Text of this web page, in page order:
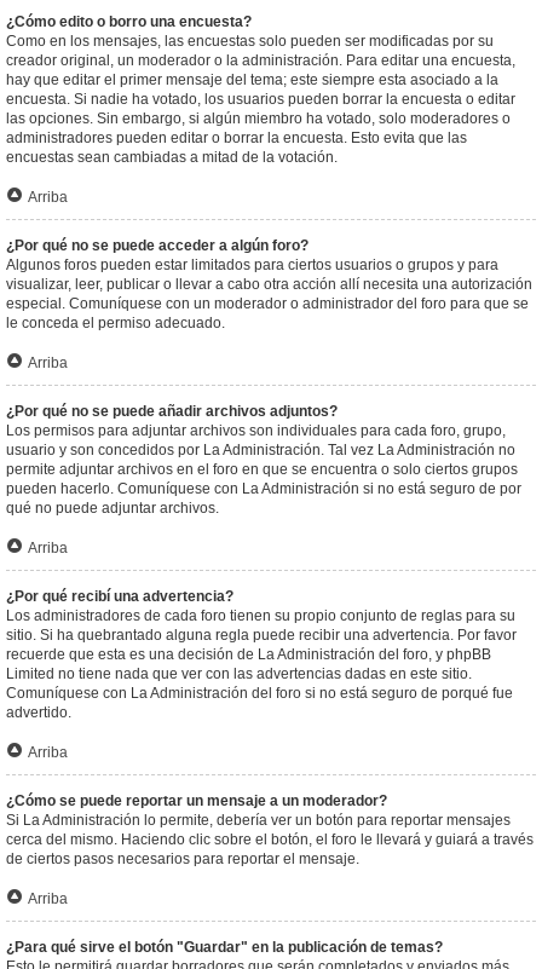
¿Cómo edito o borro una encuesta?
Como en los mensajes, las encuestas solo pueden ser modificadas por su
creador original, un moderador o la administración. Para editar una encuesta,
hay que editar el primer mensaje del tema; este siempre esta asociado a la
encuesta. Si nadie ha votado, los usuarios pueden borrar la encuesta o editar
las opciones. Sin embargo, si algún miembro ha votado, solo moderadores o
administradores pueden editar o borrar la encuesta. Esto evita que las
encuestas sean cambiadas a mitad de la votación.
Arriba
¿Por qué no se puede acceder a algún foro?
Algunos foros pueden estar limitados para ciertos usuarios o grupos y para
visualizar, leer, publicar o llevar a cabo otra acción allí necesita una autorización
especial. Comuníquese con un moderador o administrador del foro para que se
le conceda el permiso adecuado.
Arriba
¿Por qué no se puede añadir archivos adjuntos?
Los permisos para adjuntar archivos son individuales para cada foro, grupo,
usuario y son concedidos por La Administración. Tal vez La Administración no
permite adjuntar archivos en el foro en que se encuentra o solo ciertos grupos
pueden hacerlo. Comuníquese con La Administración si no está seguro de por
qué no puede adjuntar archivos.
Arriba
¿Por qué recibí una advertencia?
Los administradores de cada foro tienen su propio conjunto de reglas para su
sitio. Si ha quebrantado alguna regla puede recibir una advertencia. Por favor
recuerde que esta es una decisión de La Administración del foro, y phpBB
Limited no tiene nada que ver con las advertencias dadas en este sitio.
Comuníquese con La Administración del foro si no está seguro de porqué fue
advertido.
Arriba
¿Cómo se puede reportar un mensaje a un moderador?
Si La Administración lo permite, debería ver un botón para reportar mensajes
cerca del mismo. Haciendo clic sobre el botón, el foro le llevará y guiará a través
de ciertos pasos necesarios para reportar el mensaje.
Arriba
¿Para qué sirve el botón "Guardar" en la publicación de temas?